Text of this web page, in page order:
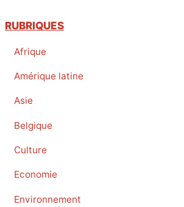
RUBRIQUES
Afrique
Amérique latine
Asie
Belgique
Culture
Economie
Environnement